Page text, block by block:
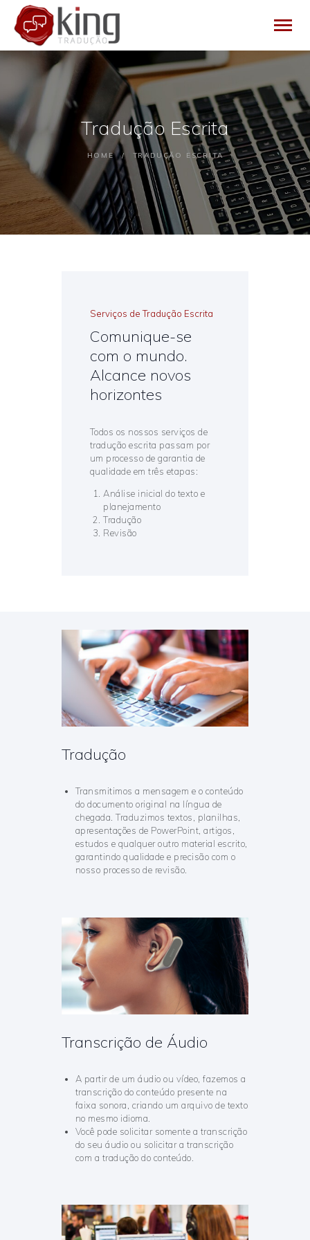
Tradução Escrita
HOME TRADUÇÃO ESCRITA
HOME
EMPRESA
SERVIÇOS
CONTATO
Serviços de Tradução Escrita
Comunique-se
com o mundo.
Alcance novos
horizontes
Todos os nossos serviços de
tradução escrita passam por
um processo de garantia de
qualidade em três etapas:
Análise inicial do texto e
planejamento
Tradução
Revisão
Tradução
Transmitimos a mensagem e o conteúdo
do documento original na língua de
chegada. Traduzimos textos, planilhas,
apresentações de PowerPoint, artigos,
estudos e qualquer outro material escrito,
garantindo qualidade e precisão com o
nosso processo de revisão.
Transcrição de Áudio
A partir de um áudio ou vídeo, fazemos a
transcrição do conteúdo presente na
faixa sonora, criando um arquivo de texto
no mesmo idioma.
Você pode solicitar somente a transcrição
do seu áudio ou solicitar a transcrição
com a tradução do conteúdo.